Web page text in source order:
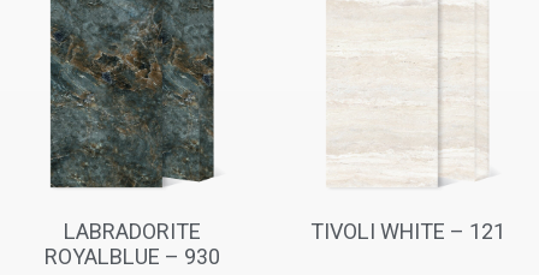
TIVOLI WHITE – 121
LABRADORITE
ROYALBLUE – 930